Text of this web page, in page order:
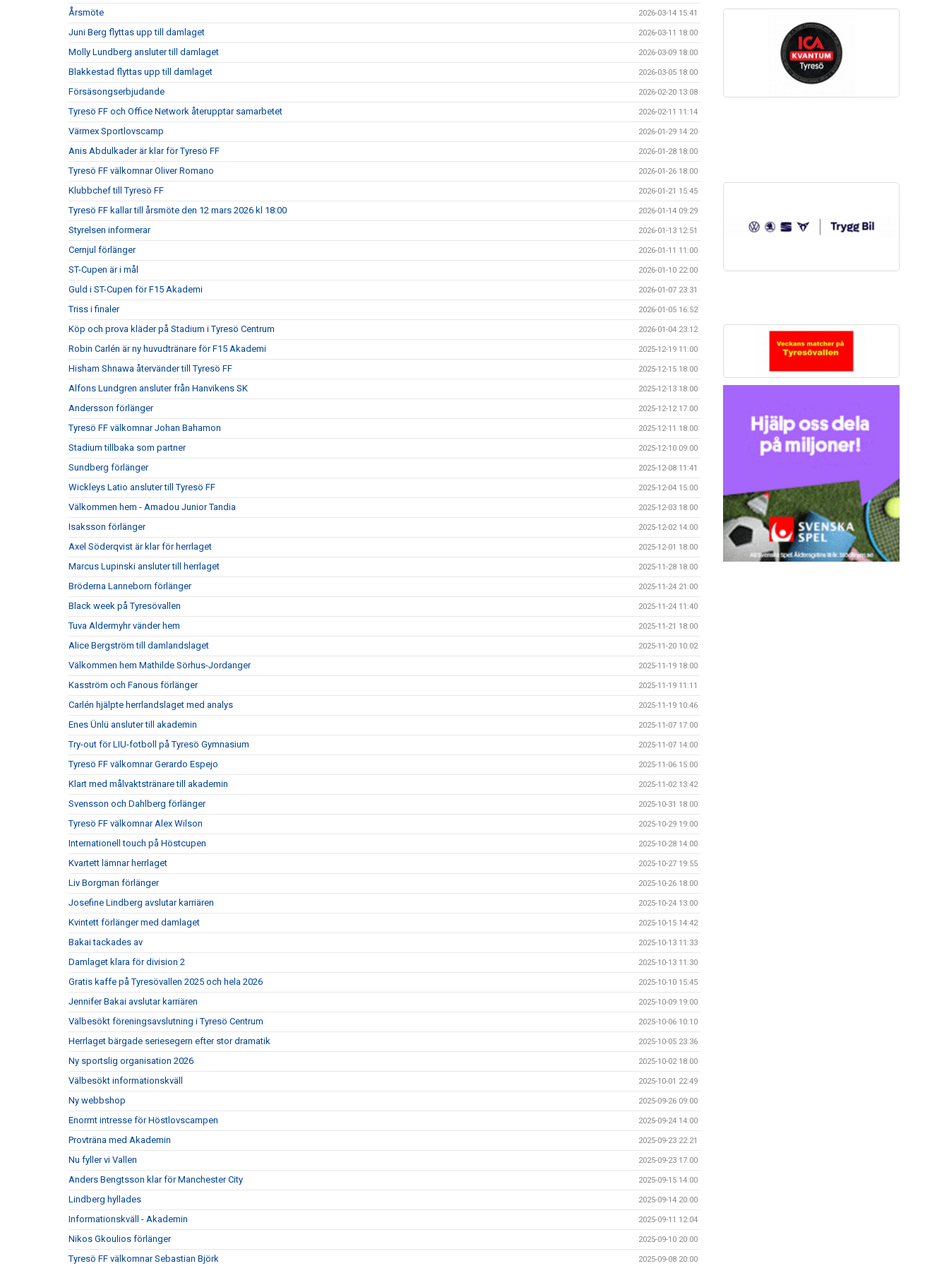
Årsmöte 2026-03-14 15:41
Juni Berg flyttas upp till damlaget 2026-03-11 18:00
Molly Lundberg ansluter till damlaget 2026-03-09 18:00
Blakkestad flyttas upp till damlaget 2026-03-05 18:00
Försäsongserbjudande 2026-02-20 13:08
Tyresö FF och Office Network återupptar samarbetet 2026-02-11 11:14
Värmex Sportlovscamp 2026-01-29 14:20
Anis Abdulkader är klar för Tyresö FF 2026-01-28 18:00
Tyresö FF välkomnar Oliver Romano 2026-01-26 18:00
Klubbchef till Tyresö FF 2026-01-21 15:45
Tyresö FF kallar till årsmöte den 12 mars 2026 kl 18:00 2026-01-14 09:29
Styrelsen informerar 2026-01-13 12:51
Cernjul förlänger 2026-01-11 11:00
ST-Cupen är i mål 2026-01-10 22:00
Guld i ST-Cupen för F15 Akademi 2026-01-07 23:31
Triss i finaler 2026-01-05 16:52
Köp och prova kläder på Stadium i Tyresö Centrum 2026-01-04 23:12
Robin Carlén är ny huvudtränare för F15 Akademi 2025-12-19 11:00
Hisham Shnawa återvänder till Tyresö FF 2025-12-15 18:00
Alfons Lundgren ansluter från Hanvikens SK 2025-12-13 18:00
Andersson förlänger 2025-12-12 17:00
Tyresö FF välkomnar Johan Bahamon 2025-12-11 18:00
Stadium tillbaka som partner 2025-12-10 09:00
Sundberg förlänger 2025-12-08 11:41
Wickleys Latio ansluter till Tyresö FF 2025-12-04 15:00
Välkommen hem - Amadou Junior Tandia 2025-12-03 18:00
Isaksson förlänger 2025-12-02 14:00
Axel Söderqvist är klar för herrlaget 2025-12-01 18:00
Marcus Lupinski ansluter till herrlaget 2025-11-28 18:00
Bröderna Lanneborn förlänger 2025-11-24 21:00
Black week på Tyresövallen 2025-11-24 11:40
Tuva Aldermyhr vänder hem 2025-11-21 18:00
Alice Bergström till damlandslaget 2025-11-20 10:02
Välkommen hem Mathilde Sörhus-Jordanger 2025-11-19 18:00
Kasström och Fanous förlänger 2025-11-19 11:11
Carlén hjälpte herrlandslaget med analys 2025-11-19 10:46
Enes Ünlü ansluter till akademin 2025-11-07 17:00
Try-out för LIU-fotboll på Tyresö Gymnasium 2025-11-07 14:00
Tyresö FF välkomnar Gerardo Espejo 2025-11-06 15:00
Klart med målvaktstränare till akademin 2025-11-02 13:42
Svensson och Dahlberg förlänger 2025-10-31 18:00
Tyresö FF välkomnar Alex Wilson 2025-10-29 19:00
Internationell touch på Höstcupen 2025-10-28 14:00
Kvartett lämnar herrlaget 2025-10-27 19:55
Liv Borgman förlänger 2025-10-26 18:00
Josefine Lindberg avslutar karriären 2025-10-24 13:00
Kvintett förlänger med damlaget 2025-10-15 14:42
Bakai tackades av 2025-10-13 11:33
Damlaget klara för division 2 2025-10-13 11:30
Gratis kaffe på Tyresövallen 2025 och hela 2026 2025-10-10 15:45
Jennifer Bakai avslutar karriären 2025-10-09 19:00
Välbesökt föreningsavslutning i Tyresö Centrum 2025-10-06 10:10
Herrlaget bärgade seriesegern efter stor dramatik 2025-10-05 23:36
Ny sportslig organisation 2026 2025-10-02 18:00
Välbesökt informationskväll 2025-10-01 22:49
Ny webbshop 2025-09-26 09:00
Enormt intresse för Höstlovscampen 2025-09-24 14:00
Provträna med Akademin 2025-09-23 22:21
Nu fyller vi Vallen 2025-09-23 17:00
Anders Bengtsson klar för Manchester City 2025-09-15 14:00
Lindberg hyllades 2025-09-14 20:00
Informationskväll - Akademin 2025-09-11 12:04
Nikos Gkoulios förlänger 2025-09-10 20:00
Tyresö FF välkomnar Sebastian Björk 2025-09-08 20:00